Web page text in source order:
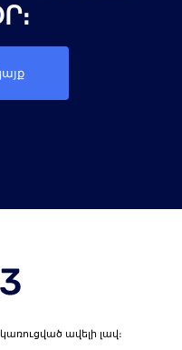
ավելի լավ։